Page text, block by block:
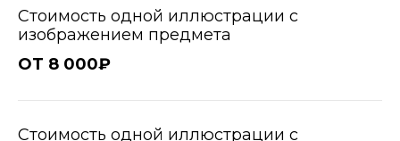
Стоимость одной иллюстрации с
изображением предмета
ОТ 8 000₽
Стоимость одной иллюстрации с